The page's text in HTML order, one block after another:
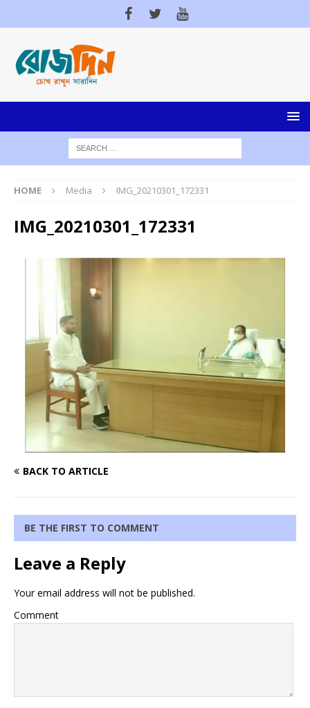
HOME Media IMG_20210301_172331
IMG_20210301_172331
BACK TO ARTICLE
BE THE FIRST TO COMMENT
Leave a Reply
Your email address will not be published.
Comment